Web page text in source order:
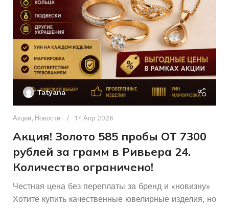
КОЛИЧЕСТВО КАМНЕЙ Россыпь
СОСТОЯНИЕ Б/У
ПЛЕТЕНИЕ Другое
СОСТОЯНИЕ Б/У
КОЛИЧЕСТВО КАМНЕЙ
Tatyana
Акции, Новости 17 Апр 2026
Акция! Золото 585 пробы ОТ 7300
рублей за грамм в Ривьера 24.
Количество ограничено!
Честная цена без переплаты за бренд и «новизну»
Хотите купить качественные ювелирные изделия, но